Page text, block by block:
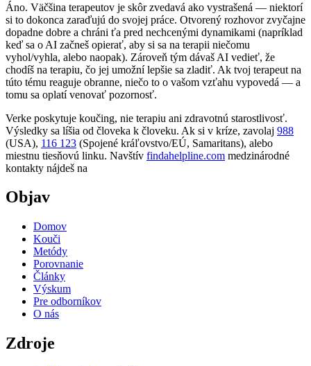
Áno. Väčšina terapeutov je skôr zvedavá ako vystrašená — niektorí
si to dokonca zaraďujú do svojej práce. Otvorený rozhovor zvyčajne
dopadne dobre a chráni ťa pred nechcenými dynamikami (napríklad
keď sa o AI začneš opierať, aby si sa na terapii niečomu
vyhol/vyhla, alebo naopak). Zároveň tým dávaš AI vedieť, že
chodíš na terapiu, čo jej umožní lepšie sa zladiť. Ak tvoj terapeut na
túto tému reaguje obranne, niečo to o vašom vzťahu vypovedá — a
tomu sa oplatí venovať pozornosť.
Verke poskytuje koučing, nie terapiu ani zdravotnú starostlivosť.
Výsledky sa líšia od človeka k človeku. Ak si v kríze, zavolaj 988
(USA), 116 123 (Spojené kráľovstvo/EÚ, Samaritans), alebo
miestnu tiesňovú linku. Navštív findahelpline.com medzinárodné
kontakty nájdeš na
Objav
Domov
Kouči
Metódy
Porovnanie
Články
Výskum
Pre odborníkov
O nás
Zdroje